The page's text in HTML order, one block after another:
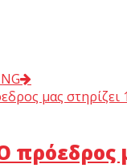
πρόεδρος